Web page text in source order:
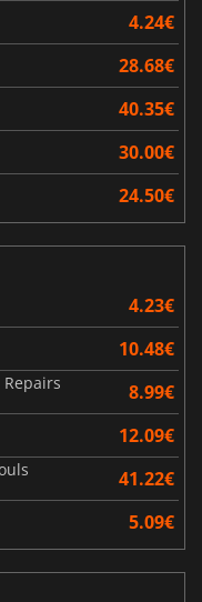
4.24€
28.68€
40.35€
30.00€
24.50€
4.23€
10.48€
8.99€
12.09€
41.22€
5.09€